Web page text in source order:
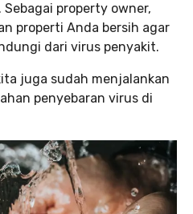
property owner,
properti Anda bersih agar
dari virus penyakit.
juga sudah menjalankan
penyebaran virus di